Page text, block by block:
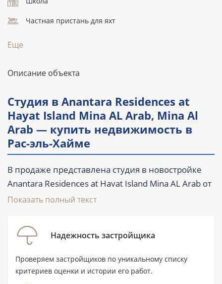
Частная пристань для яхт
Еще
Описание объекта
Студия в Anantara Residences at
Hayat Island Mina AL Arab, Mina Al
Arab — купить недвижимость в
Рас-эль-Хайме
В продаже представлена студия в новостройке
Anantara Residences at Hayat Island Mina AL Arab от
RAK Properties. Площадь квартиры составляет
балкон и терраса. Лот расположен на первой
линии, на островах Mina Al Arab, в 0,150 км от
квартал 2028 года. Цена — от 2 200 000 AED.
Показать полный текст
Надежность застройщика
Проверяем застройщиков по уникальному списку
критериев оценки и истории его работ.